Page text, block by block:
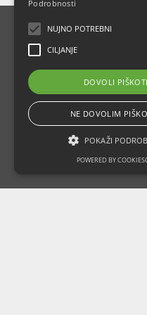
Kontakt
ARBORETUM VOLČJI POTOK
VOLČJI POTOK 3
+386 1 839 45 33
+386 41 796 067
Podrobnosti
NUJNO POTREBNI
CILJANJE
DOVOLI
NE DOVOLIM
POKAŽI
POWERED BY